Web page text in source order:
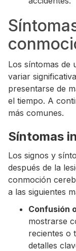
Los síntomas de
variar
presentarse de
el tiempo. A
más comunes.
Síntomas
Los signos y
después de la
conmoción
a las siguientes
Confusión
mostrarse
recientes o
detalles